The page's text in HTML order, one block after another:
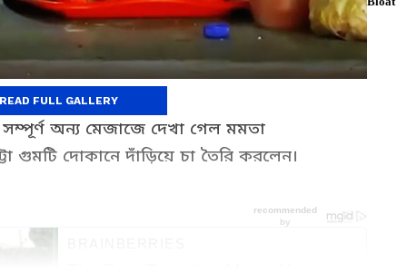
অন্য মেজাজে দেখা গেল মমতা
গুমটি দোকানে দাঁড়িয়ে চা তৈরি করলেন।
FULL GALLERY